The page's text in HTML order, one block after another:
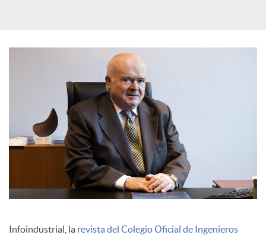
e
Infoindustrial, la revista del Colegio Oficial de Ingenieros